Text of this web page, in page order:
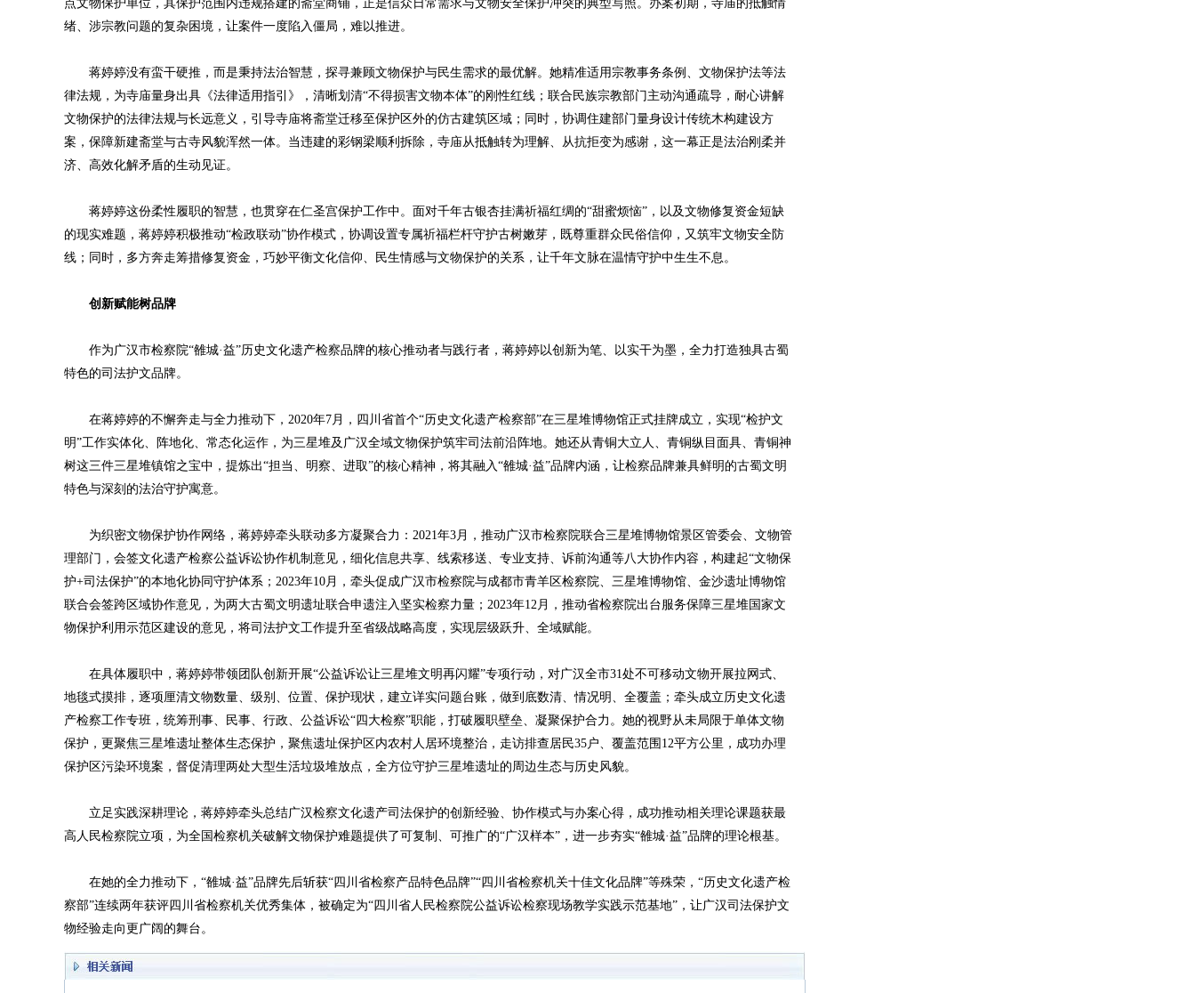
点文物保护单位，其保护范围内违规搭建的斋堂商铺，正是信众日常需求与文物安全保护冲突的典型写照。办案初期，寺庙的抵触情
绪、涉宗教问题的复杂困境，让案件一度陷入僵局，难以推进。
蒋婷婷没有蛮干硬推，而是秉持法治智慧，探寻兼顾文物保护与民生需求的最优解。她精准适用宗教事务条例、文物保护法等法
律法规，为寺庙量身出具《法律适用指引》，清晰划清“不得损害文物本体”的刚性红线；联合民族宗教部门主动沟通疏导，耐心讲解
文物保护的法律法规与长远意义，引导寺庙将斋堂迁移至保护区外的仿古建筑区域；同时，协调住建部门量身设计传统木构建设方
案，保障新建斋堂与古寺风貌浑然一体。当违建的彩钢梁顺利拆除，寺庙从抵触转为理解、从抗拒变为感谢，这一幕正是法治刚柔并
济、高效化解矛盾的生动见证。
蒋婷婷这份柔性履职的智慧，也贯穿在仁圣宫保护工作中。面对千年古银杏挂满祈福红绸的“甜蜜烦恼”，以及文物修复资金短缺
的现实难题，蒋婷婷积极推动“检政联动”协作模式，协调设置专属祈福栏杆守护古树嫩芽，既尊重群众民俗信仰，又筑牢文物安全防
线；同时，多方奔走筹措修复资金，巧妙平衡文化信仰、民生情感与文物保护的关系，让千年文脉在温情守护中生生不息。
创新赋能树品牌
作为广汉市检察院“雒城·益”历史文化遗产检察品牌的核心推动者与践行者，蒋婷婷以创新为笔、以实干为墨，全力打造独具古蜀
特色的司法护文品牌。
在蒋婷婷的不懈奔走与全力推动下，2020年7月，四川省首个“历史文化遗产检察部”在三星堆博物馆正式挂牌成立，实现“检护文
明”工作实体化、阵地化、常态化运作，为三星堆及广汉全域文物保护筑牢司法前沿阵地。她还从青铜大立人、青铜纵目面具、青铜神
树这三件三星堆镇馆之宝中，提炼出“担当、明察、进取”的核心精神，将其融入“雒城·益”品牌内涵，让检察品牌兼具鲜明的古蜀文明
特色与深刻的法治守护寓意。
为织密文物保护协作网络，蒋婷婷牵头联动多方凝聚合力：2021年3月，推动广汉市检察院联合三星堆博物馆景区管委会、文物管
理部门，会签文化遗产检察公益诉讼协作机制意见，细化信息共享、线索移送、专业支持、诉前沟通等八大协作内容，构建起“文物保
护+司法保护”的本地化协同守护体系；2023年10月，牵头促成广汉市检察院与成都市青羊区检察院、三星堆博物馆、金沙遗址博物馆
联合会签跨区域协作意见，为两大古蜀文明遗址联合申遗注入坚实检察力量；2023年12月，推动省检察院出台服务保障三星堆国家文
物保护利用示范区建设的意见，将司法护文工作提升至省级战略高度，实现层级跃升、全域赋能。
在具体履职中，蒋婷婷带领团队创新开展“公益诉讼让三星堆文明再闪耀”专项行动，对广汉全市31处不可移动文物开展拉网式、
地毯式摸排，逐项厘清文物数量、级别、位置、保护现状，建立详实问题台账，做到底数清、情况明、全覆盖；牵头成立历史文化遗
产检察工作专班，统筹刑事、民事、行政、公益诉讼“四大检察”职能，打破履职壁垒、凝聚保护合力。她的视野从未局限于单体文物
保护，更聚焦三星堆遗址整体生态保护，聚焦遗址保护区内农村人居环境整治，走访排查居民35户、覆盖范围12平方公里，成功办理
保护区污染环境案，督促清理两处大型生活垃圾堆放点，全方位守护三星堆遗址的周边生态与历史风貌。
立足实践深耕理论，蒋婷婷牵头总结广汉检察文化遗产司法保护的创新经验、协作模式与办案心得，成功推动相关理论课题获最
高人民检察院立项，为全国检察机关破解文物保护难题提供了可复制、可推广的“广汉样本”，进一步夯实“雒城·益”品牌的理论根基。
在她的全力推动下，“雒城·益”品牌先后斩获“四川省检察产品特色品牌”“四川省检察机关十佳文化品牌”等殊荣，“历史文化遗产检
察部”连续两年获评四川省检察机关优秀集体，被确定为“四川省人民检察院公益诉讼检察现场教学实践示范基地”，让广汉司法保护文
物经验走向更广阔的舞台。